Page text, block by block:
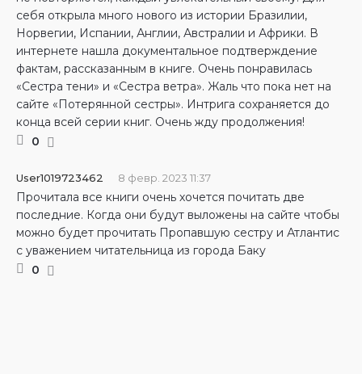
себя открыла много нового из истории Бразилии,
Норвегии, Испании, Англии, Австралии и Африки. В
интернете нашла документальное подтверждение
фактам, рассказанным в книге. Очень понравилась
«Сестра тени» и «Сестра ветра». Жаль что пока нет на
сайте «Потерянной сестры». Интрига сохраняется до
конца всей серии книг. Очень жду продолжения!
0
User1019723462 8 февр. 2023 11:37
Прочитала все книги очень хочется почитать две
последние. Когда они будут выложены на сайте чтобы
можно будет прочитать Пропавшую сестру и Атлантис
с уважением читательница из города Баку
0